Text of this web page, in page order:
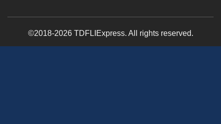
©2018-2026 TDFLIExpress. All rights reserved.